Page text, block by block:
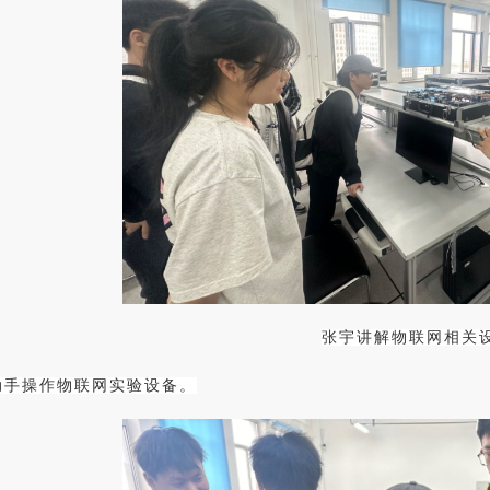
张宇讲解物联网相关
操作物联网实验设备。